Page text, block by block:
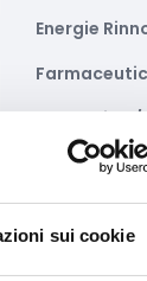
sui cookie
Energie
Farmacia
Fashion
Festival e